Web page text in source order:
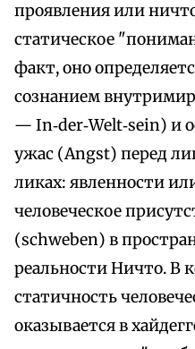
проявления или
статическое
факт, оно
сознанием
— In‑der‑Welt‑sein) и
ужас (Angst) перед
ликах: явленности
человеческое
(schweben) в
реальности Ничто. В
статичность
оказывается в